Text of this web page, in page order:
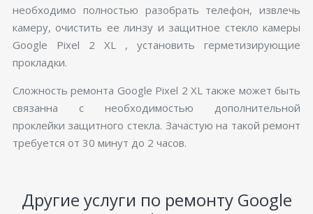
необходимо полностью разобрать телефон, извлечь
камеру, очистить ее линзу и защитное стекло камеры
Google Pixel 2 XL , установить герметизирующие
прокладки.
Сложность ремонта Google Pixel 2 XL также может быть
связанна с необходимостью дополнительной
проклейки защитного стекла. Зачастую на такой ремонт
требуется от 30 минут до 2 часов.
Другие услуги по ремонту Google